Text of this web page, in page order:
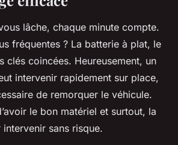
lâche, chaque minute compte.
fréquentes ? La batterie à plat, le
clés coincées. Heureusement, un
intervenir rapidement sur place,
de remorquer le véhicule.
le bon matériel et surtout, la
sans risque.